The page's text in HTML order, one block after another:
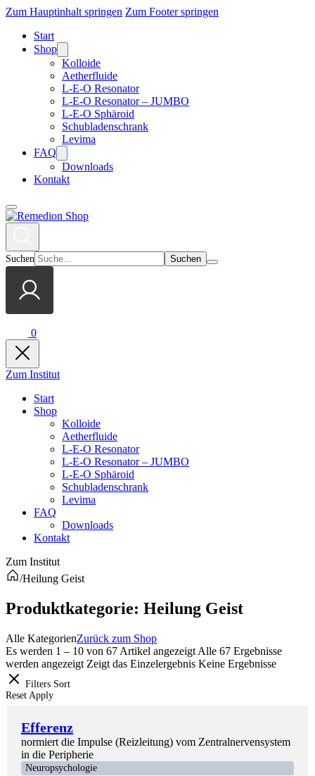
Zum Hauptinhalt springen Zum Footer springen
Start
Shop
Kolloide
Aetherfluide
L-E-O Resonator
L-E-O Resonator – JUMBO
L-E-O Sphäroid
Schubladenschrank
Levima
FAQ
Downloads
Kontakt
Suchen
0
Zum Institut
Start
Shop
Kolloide
Aetherfluide
L-E-O Resonator
L-E-O Resonator – JUMBO
L-E-O Sphäroid
Schubladenschrank
Levima
FAQ
Downloads
Kontakt
Zum Institut
/Heilung Geist
Produkt­kategorie: Heilung Geist
Alle KategorienZurück zum Shop
Es werden 1 – 10 von 67 Artikel angezeigt Alle 67 Ergebnisse
werden angezeigt Zeigt das Einzelergebnis Keine Ergebnisse
Filters Sort
Reset Apply
Efferenz
normiert die Impulse (Reizleitung) vom Zentralnervensystem
in die Peripherie
Neuropsychologie